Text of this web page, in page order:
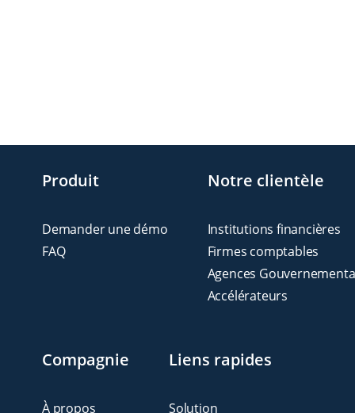
Produit
Demander une démo
FAQ
Notre clientèle
Institutions financières
Firmes comptables
Agences
Accélérateurs
Compagnie
À propos
Liens rapides
Solution